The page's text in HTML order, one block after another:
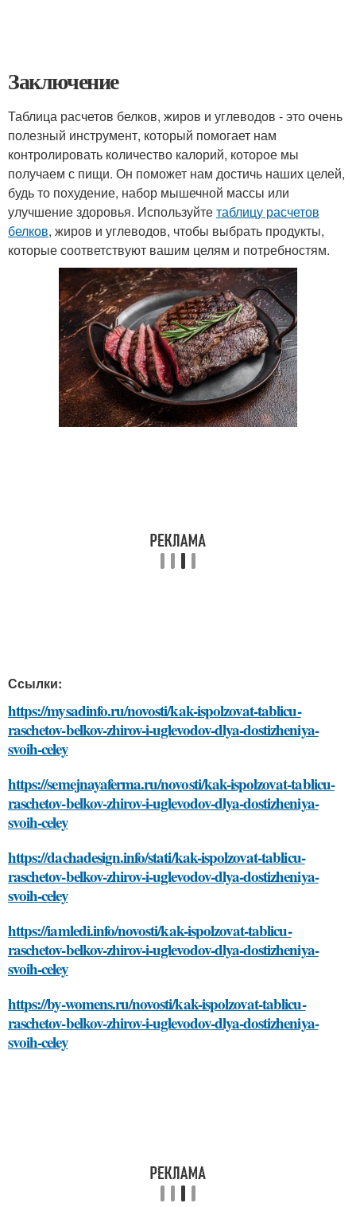
Заключение
Таблица расчетов белков, жиров и углеводов - это очень
полезный инструмент, который помогает нам
контролировать количество калорий, которое мы
получаем с пищи. Он поможет нам достичь наших целей,
будь то похудение, набор мышечной массы или
улучшение здоровья. Используйтетаблицу расчетов
белков, жиров и углеводов, чтобы выбрать продукты,
которые соответствуют вашим целям и потребностям.
Ссылки:
https://mysadinfo.ru/novosti/kak-ispolzovat-tablicu-
raschetov-belkov-zhirov-i-uglevodov-dlya-dostizheniya-
svoih-celey
https://semejnayaferma.ru/novosti/kak-ispolzovat-tablicu-
raschetov-belkov-zhirov-i-uglevodov-dlya-dostizheniya-
svoih-celey
https://dachadesign.info/stati/kak-ispolzovat-tablicu-
raschetov-belkov-zhirov-i-uglevodov-dlya-dostizheniya-
svoih-celey
https://iamledi.info/novosti/kak-ispolzovat-tablicu-
raschetov-belkov-zhirov-i-uglevodov-dlya-dostizheniya-
svoih-celey
https://by-womens.ru/novosti/kak-ispolzovat-tablicu-
raschetov-belkov-zhirov-i-uglevodov-dlya-dostizheniya-
svoih-celey